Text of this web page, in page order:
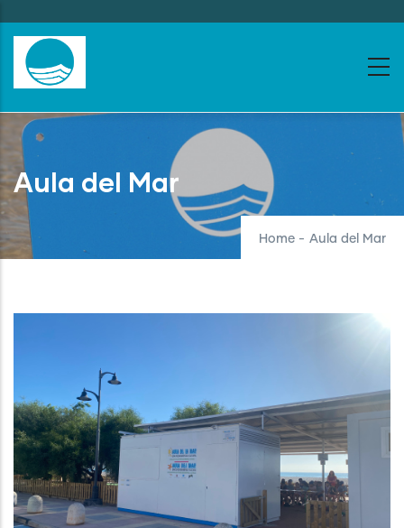
to
main
content
Aula del Mar
Home - Aula del Mar